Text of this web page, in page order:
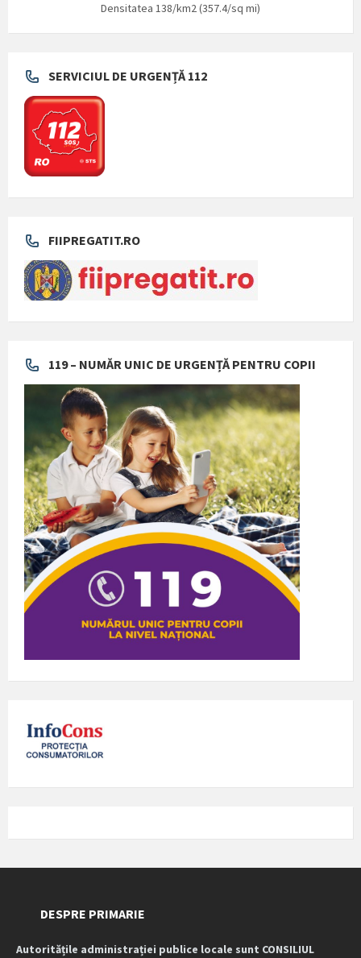
Densitatea 138/km2 (357.4/sq mi)
SERVICIUL DE URGENȚĂ 112
FIIPREGATIT.RO
119 – NUMĂR UNIC DE URGENȚĂ PENTRU COPII
DESPRE PRIMARIE
Autoritățile administrației publice locale sunt CONSILIUL